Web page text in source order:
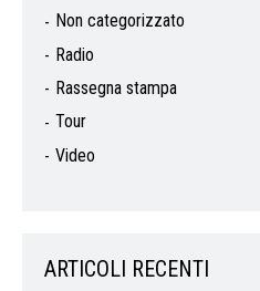
Non categorizzato
Radio
Rassegna stampa
Tour
Video
ARTICOLI RECENTI